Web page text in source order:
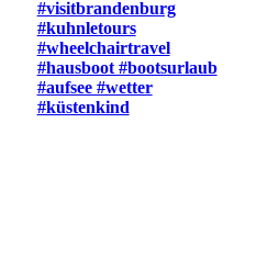
#visitbrandenburg
#kuhnletours
#wheelchairtravel
#hausboot #bootsurlaub
#aufsee #wetter
#küstenkind